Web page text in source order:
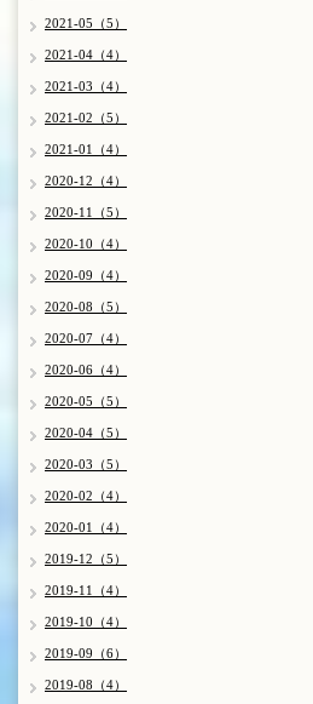
2021-05（5）
2021-04（4）
2021-03（4）
2021-02（5）
2021-01（4）
2020-12（4）
2020-11（5）
2020-10（4）
2020-09（4）
2020-08（5）
2020-07（4）
2020-06（4）
2020-05（5）
2020-04（5）
2020-03（5）
2020-02（4）
2020-01（4）
2019-12（5）
2019-11（4）
2019-10（4）
2019-09（6）
2019-08（4）